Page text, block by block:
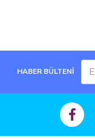
HABER BÜLTENİ